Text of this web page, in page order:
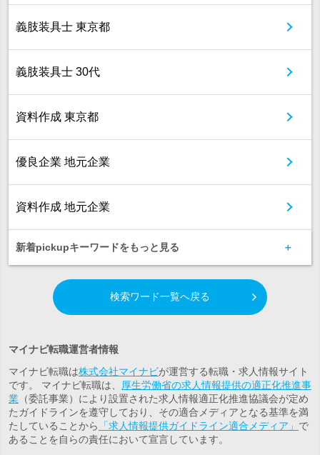
義肢装具士 東京都
義肢装具士 30代
資料作成 東京都
優良企業 地元企業
資料作成 地元企業
新着pickupキーワードをもっと見る
検索ワード一覧へ戻る
マイナビ転職運営者情報
マイナビ転職は株式会社マイナビが運営する転職・求人情報サイト
です。 マイナビ転職は、
厚生労働省の求人情報提供の適正化推進事
業 （委託事業）により設置された求人情報適正化推進協議会が定め
たガイドラインを遵守しており、その適合メディアとなる基準を満
たしていることから
「求人情報提供ガイドライン適合メディア」 で
あることを自らの責任において宣言しています。